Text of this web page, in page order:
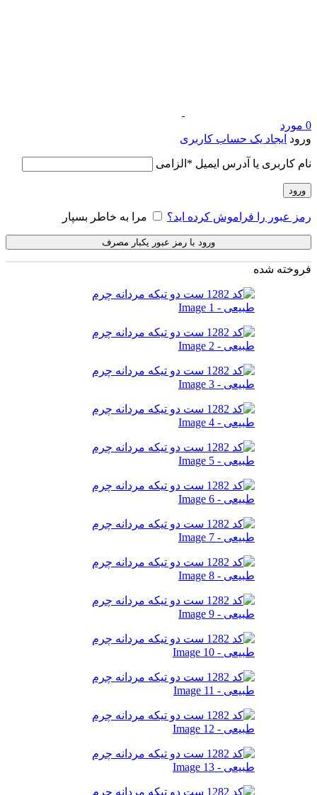
0 مورد
ورود ایجاد یک حساب کاربری
نام کاربری یا آدرس ایمیل * الزامی
ورود
رمز عبور را فراموش کرده اید؟ مرا به خاطر بسپار
ورود با رمز عبور یکبار مصرف
فروخته شده